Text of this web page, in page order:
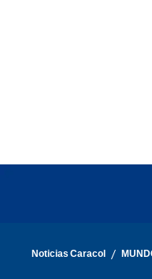
Noticias Caracol /